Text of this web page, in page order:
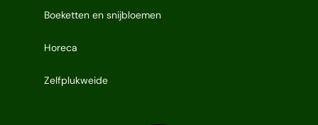
Boeketten en snijbloemen
Horeca
Zelfplukweide